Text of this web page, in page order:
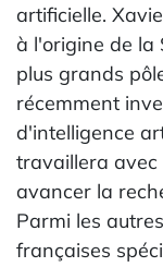
artificielle.
à l'origine de la
plus grands
récemment
d'intelligence
travaillera
avancer la
Parmi les
françaises